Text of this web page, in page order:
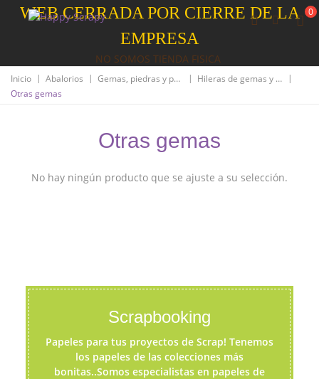
WEB CERRADA POR CIERRE DE LA
EMPRESA
NO SOMOS TIENDA FISICA
0
Inicio | Abalorios | Gemas, piedras y perlas | Hileras de gemas y piedras
|
Otras gemas
Otras gemas
No hay ningún producto que se ajuste a su selección.
Scrapbooking
Papeles para tus proyectos de Scrap! Tenemos
los papeles de las colecciones más
bonitas..Somos especialistas en papeles de